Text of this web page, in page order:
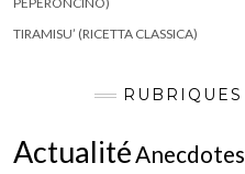
TIRAMISU’ (RICETTA CLASSICA)
RUBRIQUES
ActualitéAnecdotes